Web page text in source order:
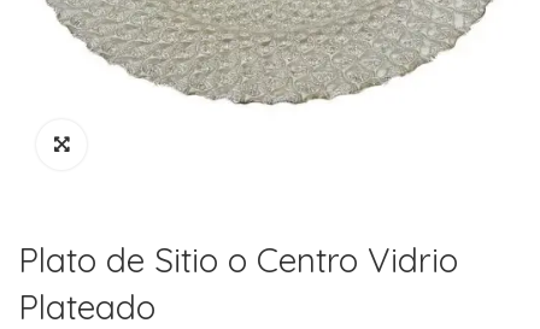
Plato de Sitio o Centro Vidrio
Plateado